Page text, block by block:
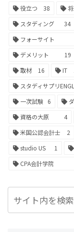
役立つ
38 将
スタディング
34
フォーサイト
デメリット
19
取材
16 IT
スタディサプリ
一次試験 6
資格の大原
4
米国公認会計士
2
studio US
1
CPA会計学院